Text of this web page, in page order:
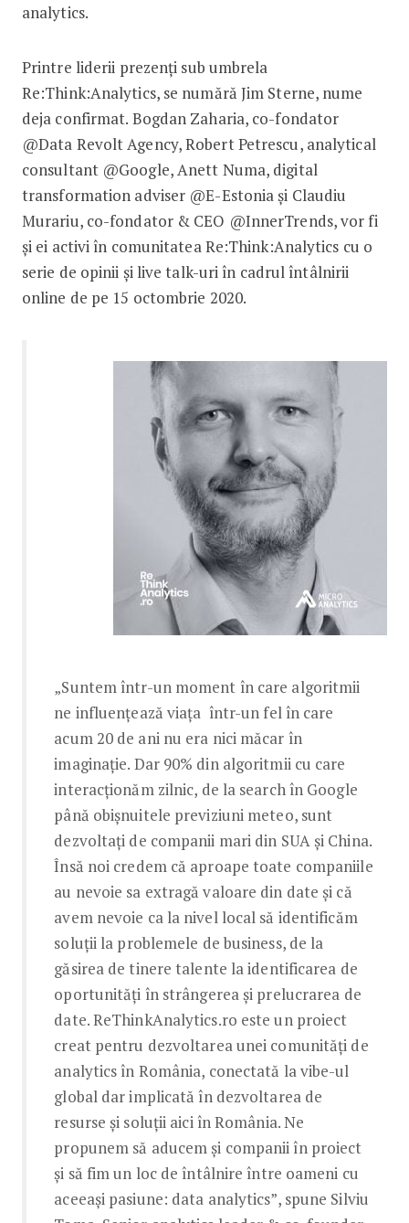
analytics.
Printre liderii prezenți sub umbrela
Re:Think:Analytics, se numără Jim Sterne, nume
deja confirmat. Bogdan Zaharia, co-fondator
@Data Revolt Agency, Robert Petrescu, analytical
consultant @Google, Anett Numa, digital
transformation adviser @E-Estonia și Claudiu
Murariu, co-fondator & CEO @InnerTrends, vor fi
și ei activi în comunitatea Re:Think:Analytics cu o
serie de opinii și live talk-uri în cadrul întâlnirii
online de pe 15 octombrie 2020.
„Suntem într-un moment în care algoritmii
ne influențează viața într-un fel în care
acum 20 de ani nu era nici măcar în
imaginație. Dar 90% din algoritmii cu care
interacționăm zilnic, de la search în Google
până obișnuitele previziuni meteo, sunt
dezvoltați de companii mari din SUA și China.
Însă noi credem că aproape toate companiile
au nevoie sa extragă valoare din date și că
avem nevoie ca la nivel local să identificăm
soluții la problemele de business, de la
găsirea de tinere talente la identificarea de
oportunități în strângerea și prelucrarea de
date. ReThinkAnalytics.ro este un proiect
creat pentru dezvoltarea unei comunități de
analytics în România, conectată la vibe-ul
global dar implicată în dezvoltarea de
resurse și soluții aici în România. Ne
propunem să aducem și companii în proiect
și să fim un loc de întâlnire între oameni cu
aceeași pasiune: data analytics”, spune Silviu